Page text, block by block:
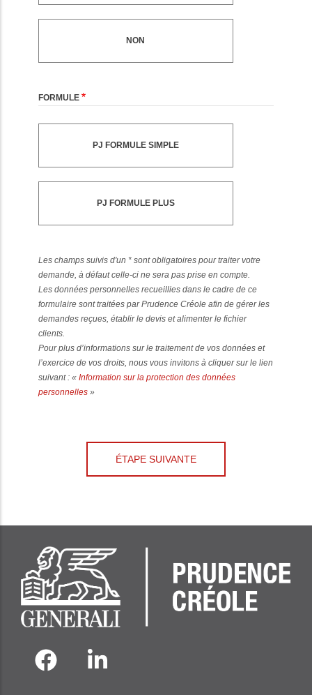
NON
FORMULE
PJ FORMULE SIMPLE
PJ FORMULE PLUS
Les champs suivis d'un * sont obligatoires pour traiter votre
demande, à défaut celle-ci ne sera pas prise en compte.
Les données personnelles recueillies dans le cadre de ce
formulaire sont traitées par Prudence Créole afin de gérer les
demandes reçues, établir le devis et alimenter le fichier
clients.
Pour plus d’informations sur le traitement de vos données et
l’exercice de vos droits, nous vous invitons à cliquer sur le lien
suivant : « Information sur la protection des données
personnelles»